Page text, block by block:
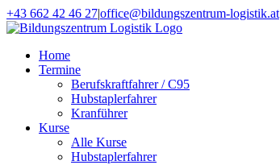
Zum
Inhalt
+43 662 42 46 27|office@bildungszentrum-logistik.at
Facebook
E-
Home
Termine
Berufskraftfahrer / C95
Hubstaplerfahrer
Kranführer
Kurse
Alle Kurse
Hubstaplerfahrer